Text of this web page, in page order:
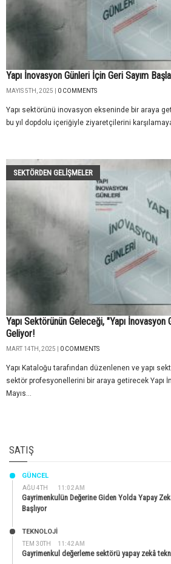
Yapı İnovasyon Günleri İçin Geri Sayım
MAYIS 5TH, 2025 | 0 COMMENTS
Yapı sektörünü inovasyon ekseninde bir araya
bu yıl dopdolu içeriğiyle ziyaretçilerini karşılamaya
SEKTÖRDEN GELIŞMELER
Yapı Sektörünün Geleceği, "Yapı İnovasyon
Geliyor!
MART 14TH, 2025 | 0 COMMENTS
Yapı Kataloğu tarafından düzenlenen ve yapı
sektör profesyonellerini bir araya getirecek Yapı
Mayıs...
SATIŞ
AĞU 4TH 11:02 AM
GÜNCEL
Gayrimenkulün Değerine Giden Yolda Yapay
Başlıyor
TEM 30TH 11:42 AM
TEKNOLOJİ
Gayrimenkul değerleme sektörü yapay zekâ